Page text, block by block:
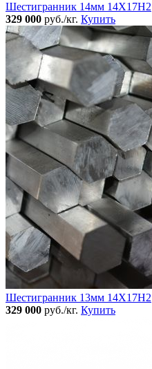
Шестигранник 14мм 14Х17Н2
329 000 руб./кг. Купить
Шестигранник 13мм 14Х17Н2
329 000 руб./кг. Купить